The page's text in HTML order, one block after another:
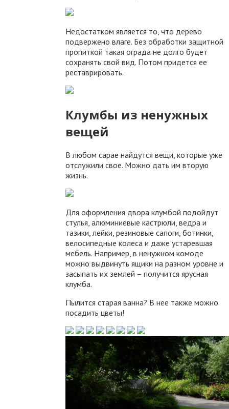
Недостатком является то, что дерево
подвержено влаге. Без обработки защитной
пропиткой такая ограда не долго будет
сохранять свой вид. Потом придется ее
реставрировать.
Клумбы из ненужных
вещей
В любом сарае найдутся вещи, которые уже
отслужили свое. Можно дать им вторую
жизнь.
Для оформления двора клумбой подойдут
стулья, алюминиевые кастрюли, ведра и
тазики, лейки, резиновые сапоги, ботинки,
велосипедные колеса и даже устаревшая
мебель. Например, в ненужном комоде
можно выдвинуть ящики на разном уровне и
засыпать их землей – получится ярусная
клумба.
Пылится старая ванна? В нее также можно
посадить цветы!